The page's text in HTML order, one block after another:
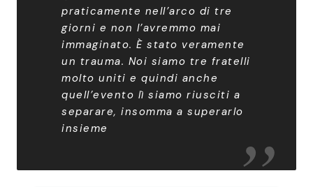
praticamente nell’arco di tre
giorni e non l’avremmo mai
immaginato. È stato veramente
un trauma. Noi siamo tre fratelli
molto uniti e quindi anche
quell’evento lì siamo riusciti a
separare, insomma a superarlo
insieme